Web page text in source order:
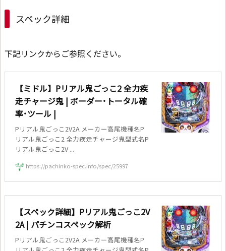
スペック詳細
下記リンクからご参照ください。
【ミドル】Pリアル鬼ごっこ2 全力疾
走チャージ鬼 | ボーダー･トータル確
率･ツール |
Pリアル鬼ごっこ2V2A メーカー高尾機種名P
リアル鬼ごっこ2 全力疾走チャージ鬼型式名P
リアル鬼ごっこ2V ...
https://pachinko-spec.info/spec/25997
【スペック詳細】Pリアル鬼ごっこ2V
2A | パチンコスペック解析
Pリアル鬼ごっこ2V2A メーカー高尾機種名P